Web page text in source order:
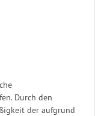
Durch den
der aufgrund